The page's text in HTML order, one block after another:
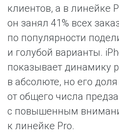
клиентов, а в линейке
он занял 41% всех
по популярности
и голубой варианты.
показывает динамику
в абсолюте, но его
от общего числа
с повышенным
к линейке Pro.